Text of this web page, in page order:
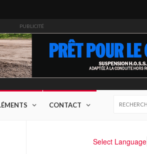
PUBLICITÉ
CONTACT
Select Language